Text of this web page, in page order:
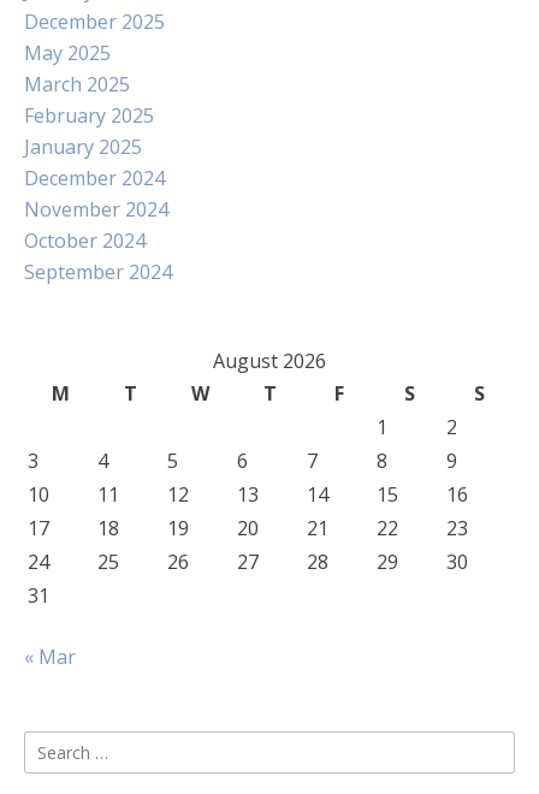
December 2025
May 2025
March 2025
February 2025
January 2025
December 2024
November 2024
October 2024
September 2024
August 2026
M
T W T F S
S
1
2
3
4 5 6 7 8
9
10
11 12 13 14 15
16
17
18 19 20 21 22
23
24
25 26 27 28 29
30
31
« Mar
Search
for: